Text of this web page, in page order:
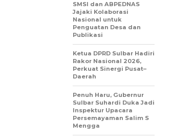
SMSI dan ABPEDNAS
Jajaki Kolaborasi
Nasional untuk
Penguatan Desa dan
Publikasi
Ketua DPRD Sulbar Hadiri
Rakor Nasional 2026,
Perkuat Sinergi Pusat–
Daerah
Penuh Haru, Gubernur
Sulbar Suhardi Duka Jadi
Inspektur Upacara
Persemayaman Salim S
Mengga